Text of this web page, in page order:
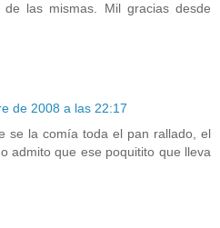
las mismas. Mil gracias desde
de 2008 a las 22:17
se la comía toda el pan rallado, el
admito que ese poquitito que lleva